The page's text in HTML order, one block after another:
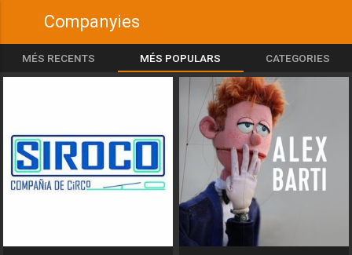
Companyies
MÉS RECENTS MÉS POPULARS CATEGORIES